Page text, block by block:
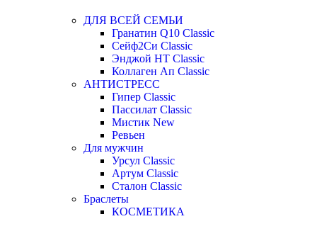
ДЛЯ ВСЕЙ СЕМЬИ
Гранатин Q10 Classic
Сейф2Си Classic
Энджой НТ Classic
Коллаген Ап Classic
АНТИСТРЕСС
Гипер Classic
Пассилат Classic
Мистик New
Ревьен
Для мужчин
Урсул Classic
Артум Classic
Сталон Classic
Браслеты
КОСМЕТИКА